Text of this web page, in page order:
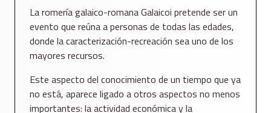
La romería galaico-romana Galaicoi pretende ser un
evento que reúna a personas de todas las edades,
donde la caracterización-recreación sea uno de los
mayores recursos.
Este aspecto del conocimiento de un tiempo que ya
no está, aparece ligado a otros aspectos no menos
importantes: la actividad económica y la